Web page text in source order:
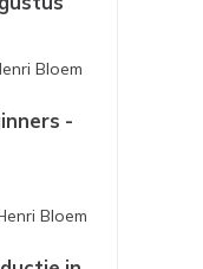
Bloem
-
Bloem